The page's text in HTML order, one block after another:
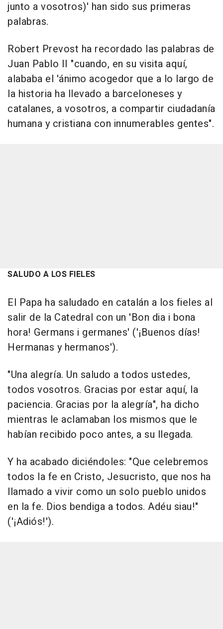
junto a vosotros)' han sido sus primeras
palabras.
Robert Prevost ha recordado las palabras de
Juan Pablo II "cuando, en su visita aquí,
alababa el 'ánimo acogedor que a lo largo de
la historia ha llevado a barceloneses y
catalanes, a vosotros, a compartir ciudadanía
humana y cristiana con innumerables gentes".
SALUDO A LOS FIELES
El Papa ha saludado en catalán a los fieles al
salir de la Catedral con un 'Bon dia i bona
hora! Germans i germanes' ('¡Buenos días!
Hermanas y hermanos').
"Una alegría. Un saludo a todos ustedes,
todos vosotros. Gracias por estar aquí, la
paciencia. Gracias por la alegría", ha dicho
mientras le aclamaban los mismos que le
habían recibido poco antes, a su llegada.
Y ha acabado diciéndoles: "Que celebremos
todos la fe en Cristo, Jesucristo, que nos ha
llamado a vivir como un solo pueblo unidos
en la fe. Dios bendiga a todos. Adéu siau!"
('¡Adiós!').